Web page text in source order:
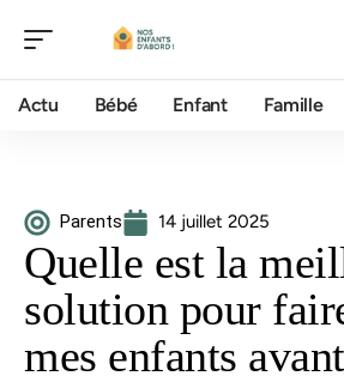
Actu Bébé Enfant Famille
Parents 14 juillet 2025
Quelle est la
solution pour
mes enfants